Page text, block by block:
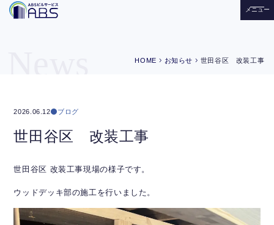
メニュー
HOME chevron_right お知らせ chevron_right世田谷区 改装工事
2026.06.12 ブログ
世田谷区 改装工事
世田谷区 改装工事現場の様子です。
ウッドデッキ部の施工を行いました。